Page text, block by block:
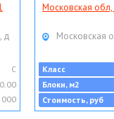
д
C
000
Московская обл,
Московская
Класс
Блоки, м2
Стоимость, руб